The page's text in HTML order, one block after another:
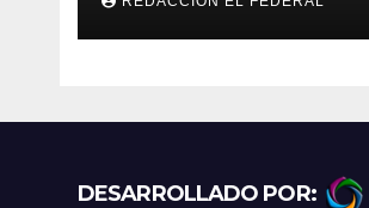
La Rioja: cuáles son
los principales
DESARROLLADO POR: